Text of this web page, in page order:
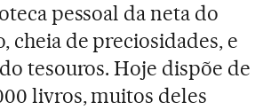
pessoal da neta do
de preciosidades, e
tesouros. Hoje dispõe de
livros, muitos deles